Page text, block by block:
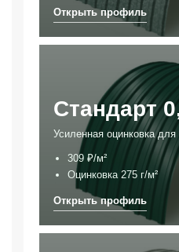
Стандарт
Усиленная оцинковка для
309 ₽/м²
Оцинковка 275 г/м²